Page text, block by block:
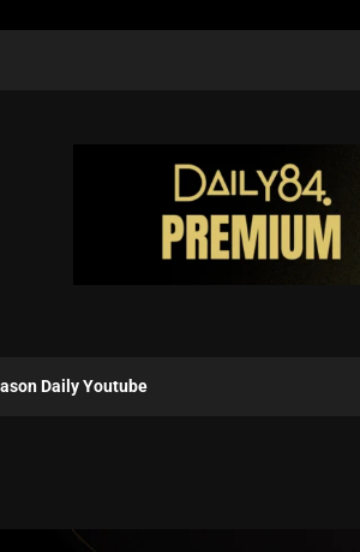
Daily Youtube